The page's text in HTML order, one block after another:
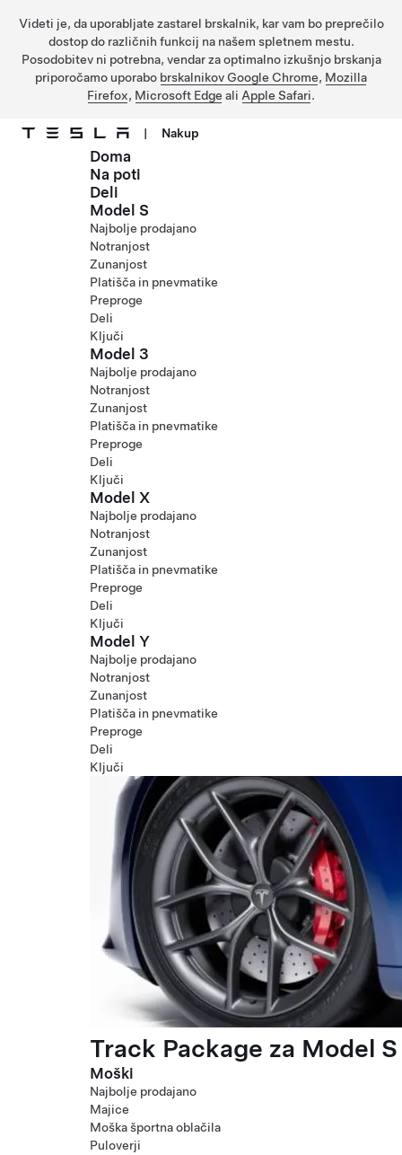
Videti je, da uporabljate zastarel brskalnik, kar vam bo preprečilo
dostop do različnih funkcij na našem spletnem mestu.
Posodobitev ni potrebna, vendar za optimalno izkušnjo brskanja
priporočamo uporabo brskalnikov Google Chrome, Mozilla
Firefox, Microsoft Edge ali Apple Safari.
Preskočite na glavno vsebino
| Nakup
Doma
Na poti
Deli
Model S
Najbolje prodajano
Notranjost
Zunanjost
Platišča in pnevmatike
Preproge
Deli
Ključi
Model 3
Najbolje prodajano
Notranjost
Zunanjost
Platišča in pnevmatike
Preproge
Deli
Ključi
Model X
Najbolje prodajano
Notranjost
Zunanjost
Platišča in pnevmatike
Preproge
Deli
Ključi
Model Y
Najbolje prodajano
Notranjost
Zunanjost
Platišča in pnevmatike
Preproge
Deli
Ključi
Track Package za Model
Moški
Najbolje prodajano
Majice
Moška športna oblačila
Puloverji